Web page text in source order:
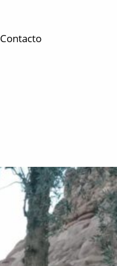
Contacto